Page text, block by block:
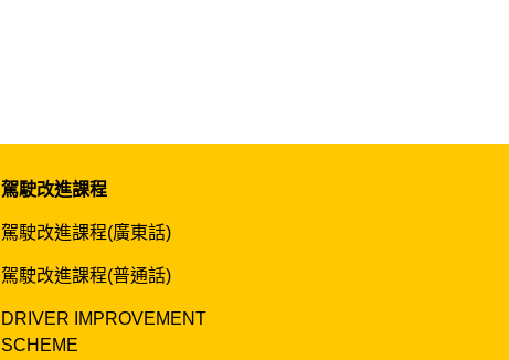
駕駛改進課程
駕駛改進課程(廣東話)
駕駛改進課程(普通話)
DRIVER IMPROVEMENT
SCHEME